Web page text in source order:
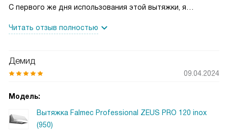
С первого же дня использования этой вытяжки, я
чище и свежее. Нет больше того привычного запаха
приготовления ужина.
Особенно меня порадовало наличие угольного фильтра в
покупке дополнительных аксессуаров и могу сразу же
К тому же, управление вытяжкой просто и понятно. Я без
труда нашла подходящий режим работы и скорость. И
Читать отзыв полностью
Демид
09.04.2024
Модель:
Вытяжка Falmec Professional ZEUS PRO 120 inox
(950)